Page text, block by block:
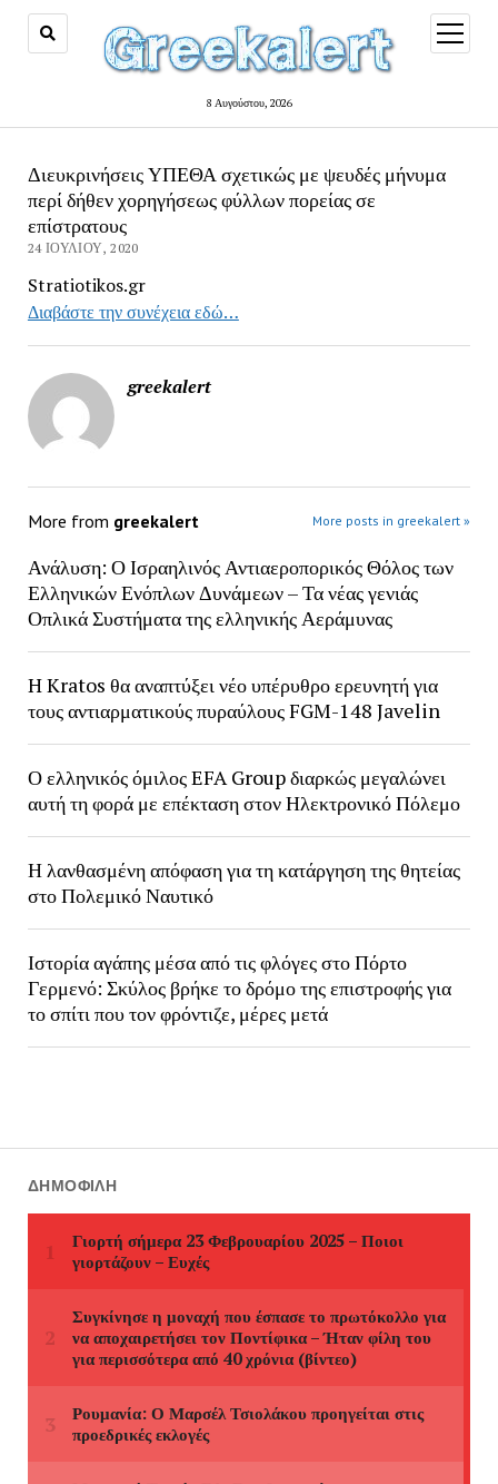
8 Αυγούστου, 2026
open
menu
Διευκρινήσεις ΥΠΕΘΑ σχετικώς με ψευδές μήνυμα
περί δήθεν χορηγήσεως φύλλων πορείας σε
επίστρατους
24 ΙΟΥΛΊΟΥ, 2020
Stratiotikos.gr
Διαβάστε την συνέχεια εδώ…
greekalert
More from greekalert More posts in greekalert »
Ανάλυση: Ο Ισραηλινός Αντιαεροπορικός Θόλος των
Ελληνικών Ενόπλων Δυνάμεων – Τα νέας γενιάς
Οπλικά Συστήματα της ελληνικής Αεράμυνας
H Kratos θα αναπτύξει νέο υπέρυθρο ερευνητή για
τους αντιαρματικούς πυραύλους FGM-148 Javelin
Ο ελληνικός όμιλος EFA Group διαρκώς μεγαλώνει
αυτή τη φορά με επέκταση στον Ηλεκτρονικό Πόλεμο
Η λανθασμένη απόφαση για τη κατάργηση της θητείας
στο Πολεμικό Ναυτικό
Ιστορία αγάπης μέσα από τις φλόγες στο Πόρτο
Γερμενό: Σκύλος βρήκε το δρόμο της επιστροφής για
το σπίτι που τον φρόντιζε, μέρες μετά
ΔΗΜΟΦΙΛΉ